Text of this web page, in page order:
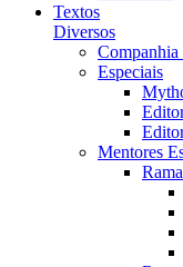
Textos
Diversos
Especiais
Mentores
Rama